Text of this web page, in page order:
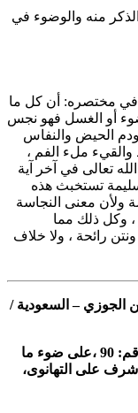
منه والوضوء في
في مختصره: أن كل ما
أو الغسل فهو نجس
ودم الحيض والنفاس
والقيء ملء الفم ،
تعالى في آخر آية
تستخبث هذه
ولأن معنى النجاسة
وكل ذلك مما
رائحة ، ولا خلاف
النشر: دار ابن الجوزي – السعودية /
([2]) إعلاء السُنن، ج1/ص141، باب الوضوء، رقم: 90 ،علی ضوء ما
اشرف علی التهانوی،